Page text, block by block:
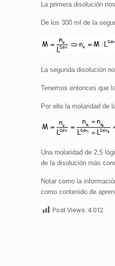
La primera disolución
De los 300 ml de la
La segunda disolución
Tenemos entonces que
Por ello la molaridad de
Una molaridad de 2,5
de la disolución más
Notar como la
como contenido de
Post Views: 4.012